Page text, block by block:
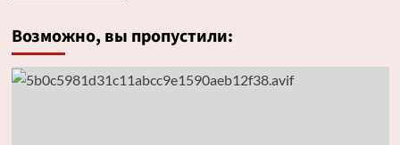
Возможно, вы пропустили: